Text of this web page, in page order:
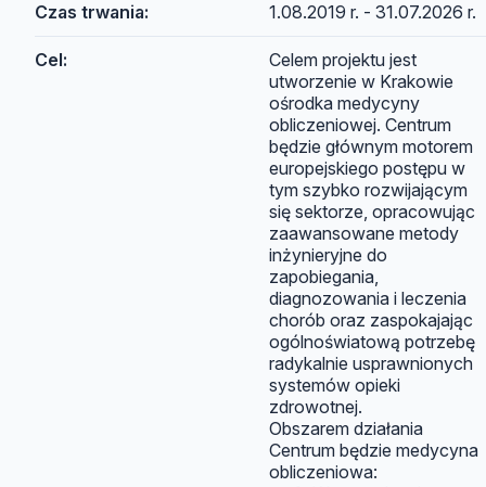
Czas trwania: 1.08.2019 r. - 31.07.2026 r.
Cel:
Celem projektu jest
utworzenie w Krakowie
ośrodka medycyny
obliczeniowej. Centrum
będzie głównym motorem
europejskiego postępu w
tym szybko rozwijającym
się sektorze, opracowując
zaawansowane metody
inżynieryjne do
zapobiegania,
diagnozowania i leczenia
chorób oraz zaspokajając
ogólnoświatową potrzebę
radykalnie usprawnionych
systemów opieki
zdrowotnej.
Obszarem działania
Centrum będzie medycyna
obliczeniowa: